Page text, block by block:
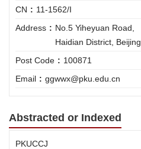
CN : 11-1562/I
Address : No.5 Yiheyuan Road,
Haidian District, Beijing
Post Code : 100871
Email : ggwwx@pku.edu.cn
Abstracted or Indexed
PKUCCJ